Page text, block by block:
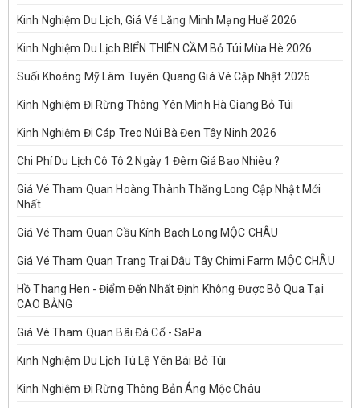
Kinh Nghiệm Du Lịch, Giá Vé Lăng Minh Mạng Huế 2026
Kinh Nghiệm Du Lịch BIỂN THIÊN CẦM Bỏ Túi Mùa Hè 2026
Suối Khoáng Mỹ Lâm Tuyên Quang Giá Vé Cập Nhật 2026
Kinh Nghiệm Đi Rừng Thông Yên Minh Hà Giang Bỏ Túi
Kinh Nghiệm Đi Cáp Treo Núi Bà Đen Tây Ninh 2026
Chi Phí Du Lịch Cô Tô 2 Ngày 1 Đêm Giá Bao Nhiêu ?
Giá Vé Tham Quan Hoàng Thành Thăng Long Cập Nhật Mới
Nhất
Giá Vé Tham Quan Cầu Kính Bạch Long MỘC CHÂU
Giá Vé Tham Quan Trang Trại Dâu Tây Chimi Farm MỘC CHÂU
Hồ Thang Hen - Điểm Đến Nhất Định Không Được Bỏ Qua Tại
CAO BẰNG
Giá Vé Tham Quan Bãi Đá Cổ - SaPa
Kinh Nghiệm Du Lịch Tú Lệ Yên Bái Bỏ Túi
Kinh Nghiệm Đi Rừng Thông Bản Áng Mộc Châu